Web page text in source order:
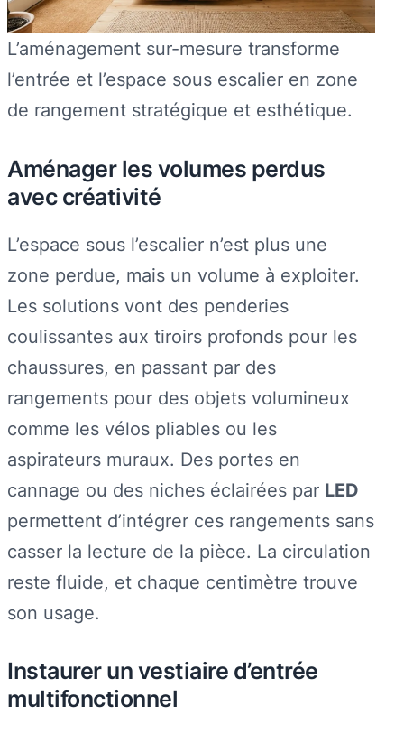
L’aménagement sur-mesure transforme
l’entrée et l’espace sous escalier en zone
de rangement stratégique et esthétique.
Aménager les volumes perdus
avec créativité
L’espace sous l’escalier n’est plus une
zone perdue, mais un volume à exploiter.
Les solutions vont des penderies
coulissantes aux tiroirs profonds pour les
chaussures, en passant par des
rangements pour des objets volumineux
comme les vélos pliables ou les
aspirateurs muraux. Des portes en
cannage ou des niches éclairées par LED
permettent d’intégrer ces rangements sans
casser la lecture de la pièce. La circulation
reste fluide, et chaque centimètre trouve
son usage.
Instaurer un vestiaire d’entrée
multifonctionnel